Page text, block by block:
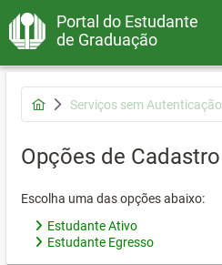
Portal do Estudante
de Graduação
Serviços sem Autenticação
Opções de Cadastro
Escolha uma das opções abaixo:
Estudante Ativo
Estudante Egresso